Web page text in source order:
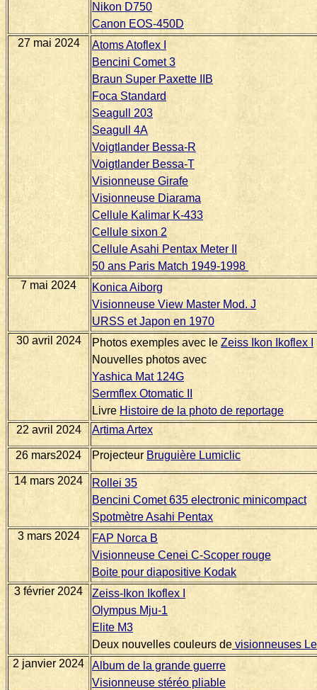
Nikon D750
Canon EOS-450D
27 mai 2024
Atoms Atoflex I
Bencini Comet 3
Braun Super Paxette IIB
Foca Standard
Seagull 203
Seagull 4A
Voigtlander Bessa-R
Voigtlander Bessa-T
Visionneuse Girafe
Visionneuse Diarama
Cellule Kalimar K-433
Cellule sixon 2
Cellule Asahi Pentax Meter II
50 ans Paris Match 1949-1998
7 mai 2024
Konica Aiborg
Visionneuse View Master Mod. J
URSS et Japon en 1970
30 avril 2024
Photos exemples avec le Zeiss Ikon Ikoflex I
Nouvelles photos avec
Yashica Mat 124G
Sermflex Otomatic II
Livre Histoire de la photo de reportage
22 avril 2024
Artima Artex
26 mars2024 Projecteur Bruguière Lumiclic
14 mars 2024
Rollei 35
Bencini Comet 635 electronic minicompact
Spotmètre Asahi Pentax
3 mars 2024
FAP Norca B
Visionneuse Cenei C-Scoper rouge
Boite pour diapositive Kodak
3 février 2024
Zeiss-Ikon Ikoflex I
Olympus Mju-1
Elite M3
Deux nouvelles couleurs de visionneuses
2 janvier 2024
Album de la grande guerre
Visionneuse stéréo pliable